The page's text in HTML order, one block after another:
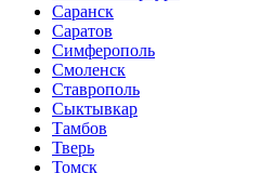
Саранск
Саратов
Симферополь
Смоленск
Ставрополь
Сыктывкар
Тамбов
Тверь
Томск